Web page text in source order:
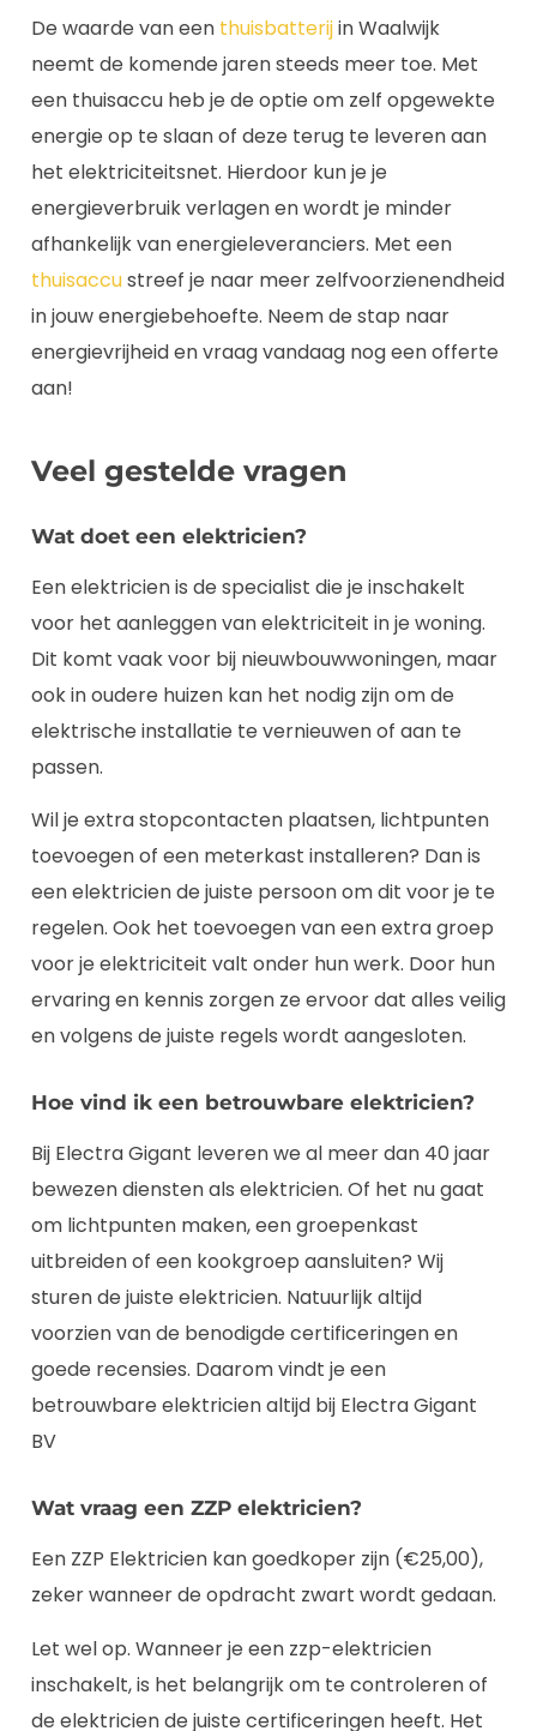
De waarde van een thuisbatterijin Waalwijk
neemt de komende jaren steeds meer toe. Met
een thuisaccu heb je de optie om zelf opgewekte
energie op te slaan of deze terug te leveren aan
het elektriciteitsnet. Hierdoor kun je je
energieverbruik verlagen en wordt je minder
afhankelijk van energieleveranciers. Met een
thuisaccustreef je naar meer zelfvoorzienendheid
in jouw energiebehoefte. Neem de stap naar
energievrijheid en vraag vandaag nog een offerte
aan!
Veel gestelde vragen
Wat doet een elektricien?
Een elektricien is de specialist die je inschakelt
voor het aanleggen van elektriciteit in je woning.
Dit komt vaak voor bij nieuwbouwwoningen, maar
ook in oudere huizen kan het nodig zijn om de
elektrische installatie te vernieuwen of aan te
passen.
Wil je extra stopcontacten plaatsen, lichtpunten
toevoegen of een meterkast installeren? Dan is
een elektricien de juiste persoon om dit voor je te
regelen. Ook het toevoegen van een extra groep
voor je elektriciteit valt onder hun werk. Door hun
ervaring en kennis zorgen ze ervoor dat alles veilig
en volgens de juiste regels wordt aangesloten.
Hoe vind ik een betrouwbare elektricien?
Bij Electra Gigant leveren we al meer dan 40 jaar
bewezen diensten als elektricien. Of het nu gaat
om lichtpunten maken, een groepenkast
uitbreiden of een kookgroep aansluiten? Wij
sturen de juiste elektricien. Natuurlijk altijd
voorzien van de benodigde certificeringen en
goede recensies. Daarom vindt je een
betrouwbare elektricien altijd bij Electra Gigant
BV
Wat vraag een ZZP elektricien?
Een ZZP Elektricien kan goedkoper zijn (€25,00),
zeker wanneer de opdracht zwart wordt gedaan.
Let wel op. Wanneer je een zzp-elektricien
inschakelt, is het belangrijk om te controleren of
de elektricien de juiste certificeringen heeft. Het